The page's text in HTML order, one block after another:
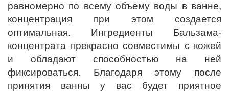
равномерно по всему объему воды в ванне,
концентрация при этом создается
оптимальная. Ингредиенты Бальзама-
концентрата прекрасно совместимы с кожей
и обладают способностью на ней
фиксироваться. Благодаря этому после
принятия ванны у вас будет приятное